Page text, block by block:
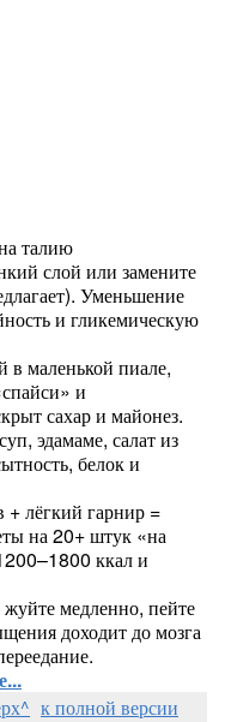
талию
слой или замените
Уменьшение
и гликемическую
маленькой пиале,
и
сахар и майонез.
эдамаме, салат из
белок и
+ лёгкий гарнир =
на 20+ штук «на
ккал и
медленно, пейте
доходит до мозга
к полной версии